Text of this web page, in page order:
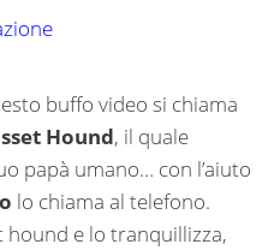
buffo video si chiama
Hound, il quale
papà umano… con l’aiuto
lo chiama al telefono.
hound e lo tranquillizza,